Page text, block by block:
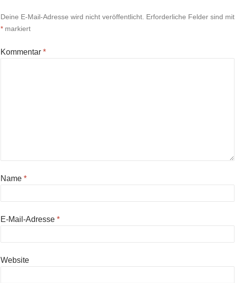
Deine E-Mail-Adresse wird nicht veröffentlicht. Erforderliche Felder sind mit
* markiert
Kommentar *
Name *
E-Mail-Adresse *
Website